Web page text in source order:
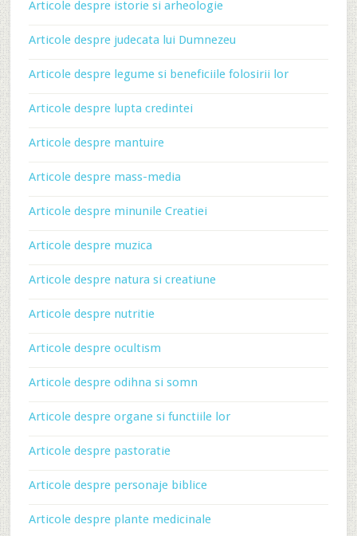
Articole despre istorie si arheologie
Articole despre judecata lui Dumnezeu
Articole despre legume si beneficiile folosirii lor
Articole despre lupta credintei
Articole despre mantuire
Articole despre mass-media
Articole despre minunile Creatiei
Articole despre muzica
Articole despre natura si creatiune
Articole despre nutritie
Articole despre ocultism
Articole despre odihna si somn
Articole despre organe si functiile lor
Articole despre pastoratie
Articole despre personaje biblice
Articole despre plante medicinale